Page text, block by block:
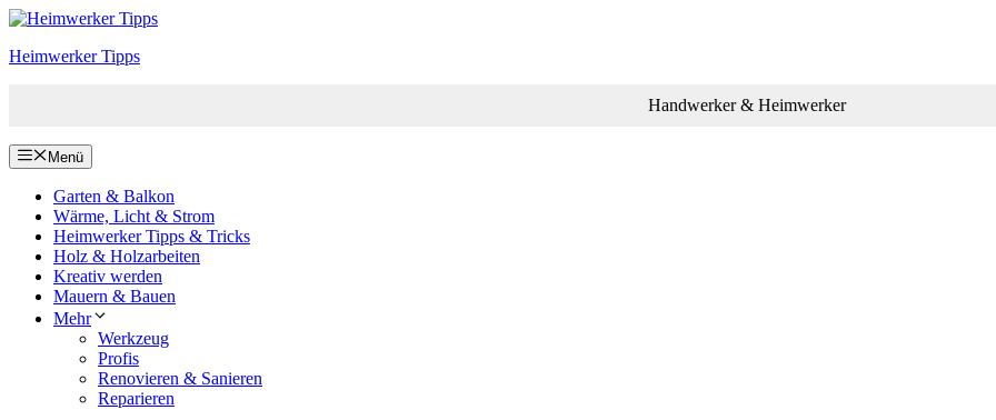
Zum
springen
Heimwerker Tipps
Handwerker & Heimwerker
Menü
Garten & Balkon
Wärme, Licht & Strom
Heimwerker Tipps & Tricks
Holz & Holzarbeiten
Kreativ werden
Mauern & Bauen
Mehr
Werkzeug
Profis
Renovieren & Sanieren
Reparieren